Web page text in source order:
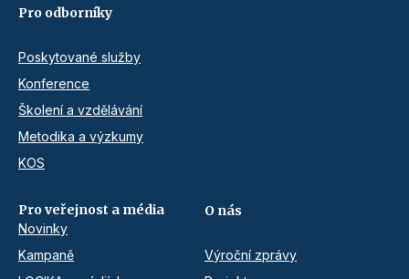
Pro odborníky
Poskytované služby
Konference
Školení a vzdělávání
Metodika a výzkumy
KOS
Pro veřejnost a média
Novinky
Kampaně
O nás
Výroční zprávy